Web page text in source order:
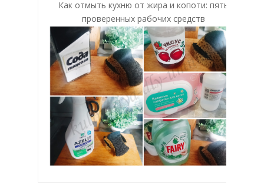
Как отмыть кухню от жира и копоти: пять
проверенных рабочих средств